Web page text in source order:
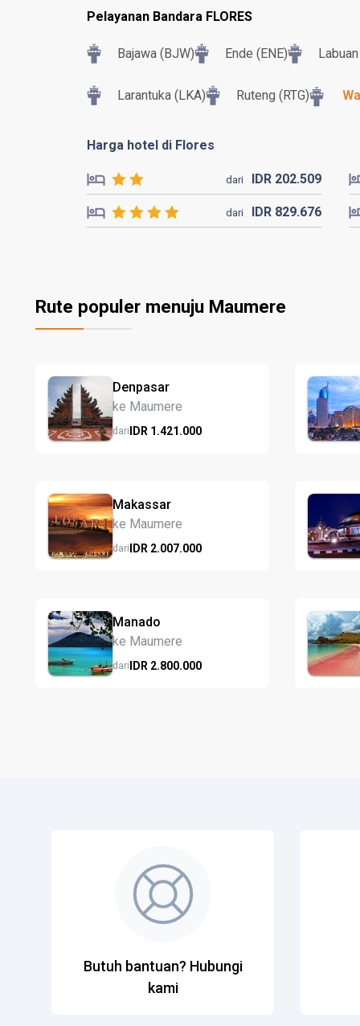
Pelayanan Bandara FLORES
Bajawa (BJW) Ende (ENE)
Larantuka (LKA) Ruteng (RTG)
Harga hotel di Flores
dari IDR 202.509
dari IDR 829.676
Rute populer menuju Maumere
Denpasar
ke Maumere
dariIDR 1.421.000
Makassar
ke Maumere
dariIDR 2.007.000
Manado
ke Maumere
dariIDR 2.800.000
Butuh bantuan? Hubungi
kami